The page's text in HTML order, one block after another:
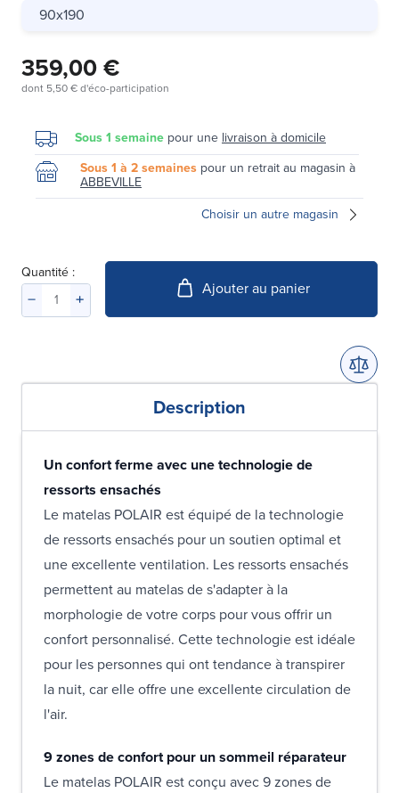
90x190
359,00 €
dont 5,50 €d'éco-participation
Sous 1 semaine pour une livraison à domicile
Sous 1 à 2 semaines pour un retrait au magasin à
ABBEVILLE
Choisir un autre magasin
Quantité :
Ajouter au panier
Description
Un confort ferme avec une technologie de
ressorts ensachés
Le matelas POLAIR est équipé de la technologie
de ressorts ensachés pour un soutien optimal et
une excellente ventilation. Les ressorts ensachés
permettent au matelas de s'adapter à la
morphologie de votre corps pour vous offrir un
confort personnalisé. Cette technologie est idéale
pour les personnes qui ont tendance à transpirer
la nuit, car elle offre une excellente circulation de
l'air.
9 zones de confort pour un sommeil réparateur
Le matelas POLAIR est conçu avec 9 zones de